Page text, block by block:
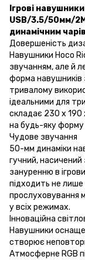
Ігрові
USB/3.5/50мм/2М
динамічним
Довершеність
Навушники Hoco
звучанням, але й
форма навушників
тривалому
ідеальними для
складає 230 x 190
на будь-яку форму
Чудове звучання
50-мм динаміки
гучний,
зануренню в
підходить не лише
прослуховування
у всіх режимах.
Інноваційна
Навушники
створює
Атмосферне RGB